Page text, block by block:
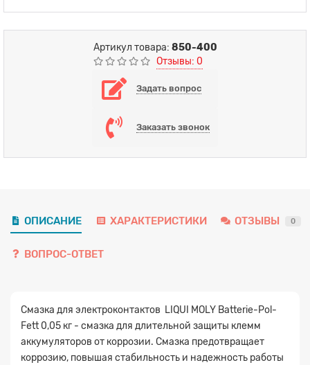
Артикул товара: 850-400
Отзывы: 0
Задать вопрос
Заказать звонок
ОПИСАНИЕ ХАРАКТЕРИСТИКИ ОТЗЫВЫ 0
ВОПРОС-ОТВЕТ
Смазка для электроконтактов LIQUI MOLY Batterie-Pol-
Fett 0,05 кг - смазка для длительной защиты клемм
аккумуляторов от коррозии. Смазка предотвращает
коррозию, повышая стабильность и надежность работы